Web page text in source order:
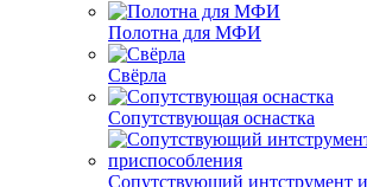
Полотна для МФИ
Свёрла
Сопутствующая оснастка
Сопутствующий интструмент и